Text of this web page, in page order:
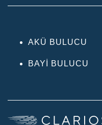
AKÜ BULUCU
BAYI BULUCU